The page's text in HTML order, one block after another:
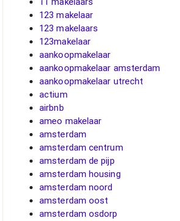
123 makelaar
123 makelaars
123makelaar
aankoopmakelaar
aankoopmakelaar amsterdam
aankoopmakelaar utrecht
actium
airbnb
ameo makelaar
amsterdam
amsterdam centrum
amsterdam de pijp
amsterdam housing
amsterdam noord
amsterdam oost
amsterdam osdorp